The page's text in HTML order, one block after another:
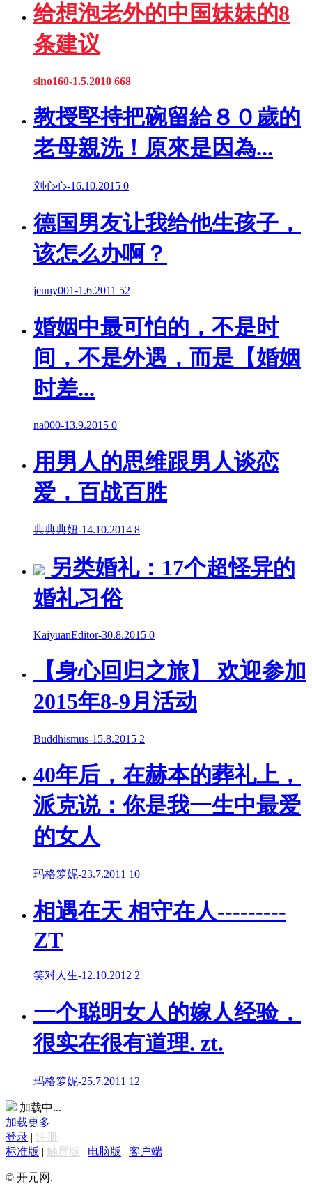
给想泡老外的中国妹妹的8
条建议
sino160-1.5.2010 668
教授堅持把碗留給８０歲的
老母親洗！原來是因為...
刘心心-16.10.2015 0
德国男友让我给他生孩子，
该怎么办啊？
jenny001-1.6.2011 52
婚姻中最可怕的，不是时
间，不是外遇，而是【婚姻
时差...
na000-13.9.2015 0
用男人的思维跟男人谈恋
爱，百战百胜
典典典妞-14.10.2014 8
另类婚礼：17个超怪异的
婚礼习俗
KaiyuanEditor-30.8.2015 0
【身心回归之旅】 欢迎参加
2015年8-9月活动
Buddhismus-15.8.2015 2
40年后，在赫本的葬礼上，
派克说：你是我一生中最爱
的女人
玛格箩妮-23.7.2011 10
相遇在天 相守在人---------
ZT
笑对人生-12.10.2012 2
一个聪明女人的嫁人经验，
很实在很有道理. zt.
玛格箩妮-25.7.2011 12
加载中...
加载更多
登录 | 注册
标准版 | 触屏版 | 电脑版 | 客户端
© 开元网.